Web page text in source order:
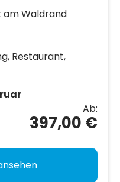
am Waldrand
Restaurant,
Ab:
397,00 €